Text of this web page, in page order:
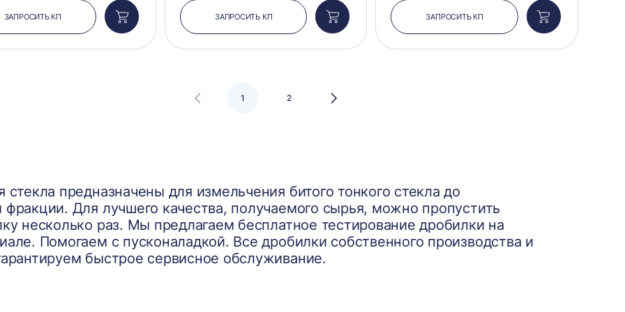
ЗАПРОСИТЬ КП
Добавить
в
корзину
ЗАПРОСИТЬ КП
Добавить
в
корзину
ЗАПРОСИТЬ КП
Добавить
в
корзину
1 2
Следующая
стекла предназначены для измельчения битого тонкого стекла до
Для лучшего качества, получаемого сырья, можно пропустить
несколько раз. Мы предлагаем бесплатное тестирование дробилки на
Помогаем с пусконаладкой. Все дробилки собственного производства и
быстрое сервисное обслуживание.